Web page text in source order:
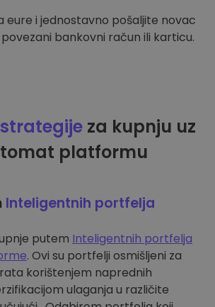
eure i jednostavno pošaljite novac
bankovni račun ili karticu.
za kupnju uz
platformu
Inteligentnih portfelja
putem Inteligentnih portfelja
. Ovi su portfelji osmišljeni za
korištenjem naprednih
ulaganja u različite